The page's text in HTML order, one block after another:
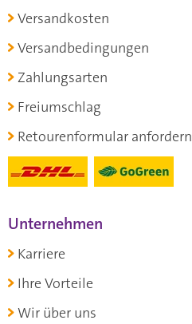
Versandkosten
Versandbedingungen
Zahlungsarten
Freiumschlag
Retourenformular anfordern
Unternehmen
Karriere
Ihre Vorteile
Wir über uns